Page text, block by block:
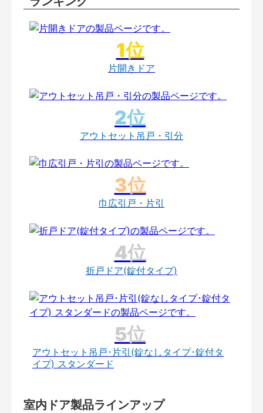
片開きドア
アウトセット吊戸・引分
巾広引戸・片引
折戸ドア(錠付タイプ)
アウトセット吊戸･片引(錠なしタイプ･錠付タ
イプ) スタンダード
室内ドア製品ラインアップ